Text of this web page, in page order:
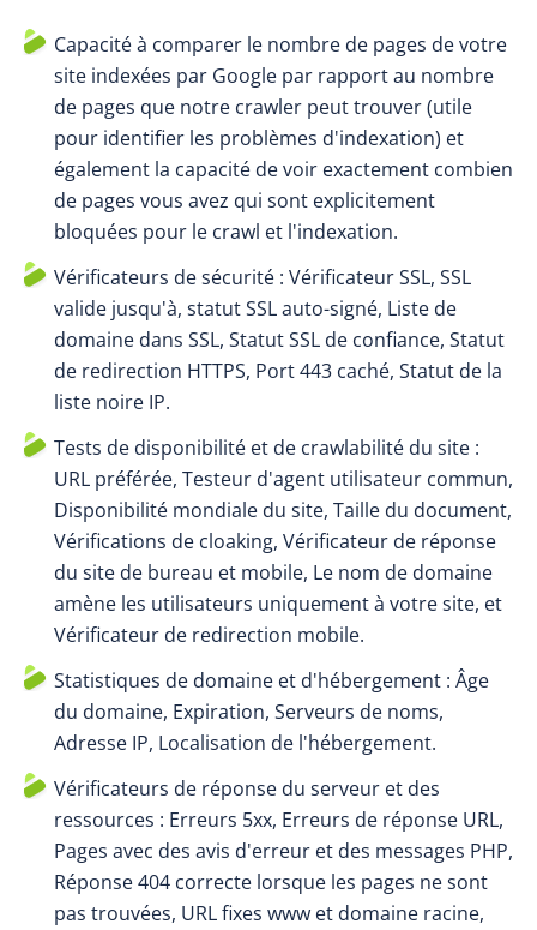
Capacité à comparer le nombre de pages de votre
site indexées par Google par rapport au nombre
de pages que notre crawler peut trouver (utile
pour identifier les problèmes d'indexation) et
également la capacité de voir exactement combien
de pages vous avez qui sont explicitement
bloquées pour le crawl et l'indexation.
Vérificateurs de sécurité : Vérificateur SSL, SSL
valide jusqu'à, statut SSL auto-signé, Liste de
domaine dans SSL, Statut SSL de confiance, Statut
de redirection HTTPS, Port 443 caché, Statut de la
liste noire IP.
Tests de disponibilité et de crawlabilité du site :
URL préférée, Testeur d'agent utilisateur commun,
Disponibilité mondiale du site, Taille du document,
Vérifications de cloaking, Vérificateur de réponse
du site de bureau et mobile, Le nom de domaine
amène les utilisateurs uniquement à votre site, et
Vérificateur de redirection mobile.
Statistiques de domaine et d'hébergement : Âge
du domaine, Expiration, Serveurs de noms,
Adresse IP, Localisation de l'hébergement.
Vérificateurs de réponse du serveur et des
ressources : Erreurs 5xx, Erreurs de réponse URL,
Pages avec des avis d'erreur et des messages PHP,
Réponse 404 correcte lorsque les pages ne sont
pas trouvées, URL fixes www et domaine racine,